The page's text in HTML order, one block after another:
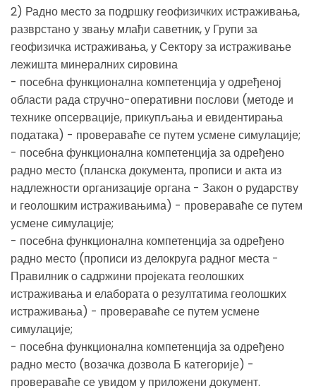
2) Радно место за подршку геофизичких истраживања,
разврстано у звању млађи саветник, у Групи за
геофизичка истраживања, у Сектору за истраживање
лежишта минералних сировина
- посебна функционална компетенција у одређеној
области рада стручно-оперативни послови (методе и
технике опсервације, прикупљања и евидентирања
података) - провераваће се путем усмене симулације;
- посебна функционална компетенција за одређено
радно место (планска документа, прописи и акта из
надлежности организације органа - Закон о рударству
и геолошким истраживањима) - провераваће се путем
усмене симулације;
- посебна функционална компетенција за одређено
радно место (прописи из делокруга радног места -
Правилник о садржини пројеката геолошких
истраживања и елабората о резултатима геолошких
истраживања) - провераваће се путем усмене
симулације;
- посебна функционална компетенција за одређено
радно место (возачка дозвола Б категорије) -
провераваће се увидом у приложени документ.